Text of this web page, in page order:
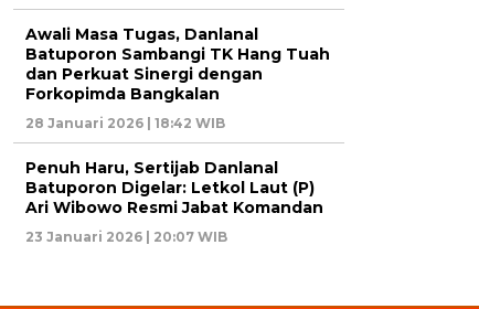
Awali Masa Tugas, Danlanal
Batuporon Sambangi TK Hang Tuah
dan Perkuat Sinergi dengan
Forkopimda Bangkalan
28 Januari 2026 | 18:42 WIB
Penuh Haru, Sertijab Danlanal
Batuporon Digelar: Letkol Laut (P)
Ari Wibowo Resmi Jabat Komandan
23 Januari 2026 | 20:07 WIB